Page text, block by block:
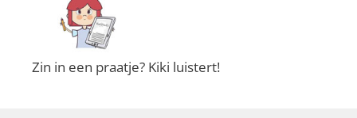
Zin in een praatje? Kiki luistert!